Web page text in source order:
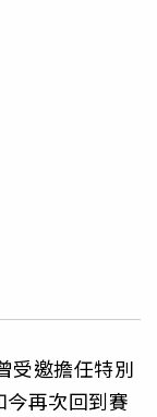
受邀擔任特別
再次回到賽